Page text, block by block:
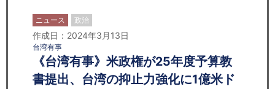
ニュース 政治
作成日：2024年3月13日
台湾有事
《台湾有事》米政権が25年度予算教
書提出、台湾の抑止力強化に1億米ド